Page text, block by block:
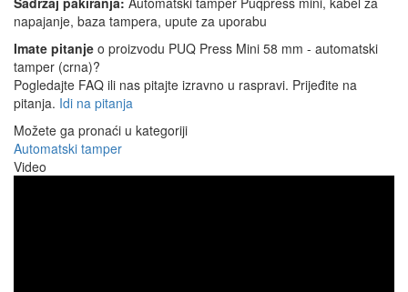
napajanje, baza tampera, upute za uporabu
Imate pitanje o proizvodu PUQ Press Mini 58 mm - automatski
tamper (crna)?
Pogledajte FAQ ili nas pitajte izravno u raspravi. Prijeđite na
pitanja. Idi na pitanja
Možete ga pronaći u kategoriji
Automatski tamper
Video